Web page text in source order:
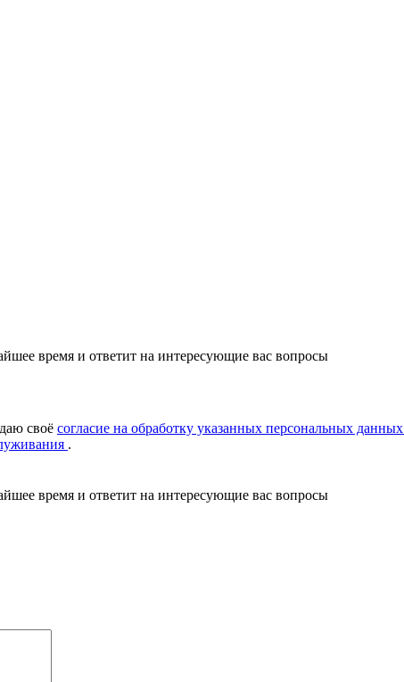
время и ответит на интересующие вас вопросы
своё согласие на обработку указанных персональных данных
.
время и ответит на интересующие вас вопросы